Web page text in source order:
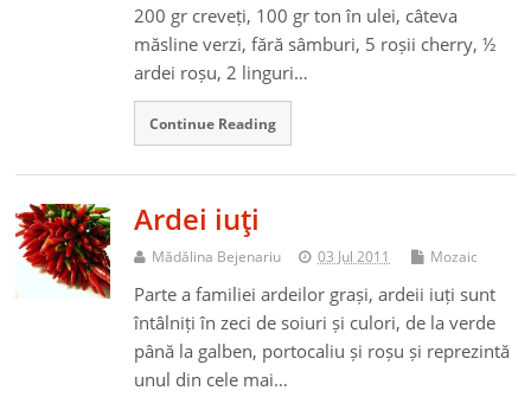
200 gr creveți, 100 gr ton în ulei, câteva
măsline verzi, fără sâmburi, 5 roșii cherry, ½
ardei roșu, 2 linguri…
Continue Reading
Ardei iuţi
Mădălina Bejenariu 03 Jul 2011 Mozaic
Parte a familiei ardeilor grași, ardeii iuți sunt
întâlniți în zeci de soiuri și culori, de la verde
până la galben, portocaliu și roșu și reprezintă
unul din cele mai…